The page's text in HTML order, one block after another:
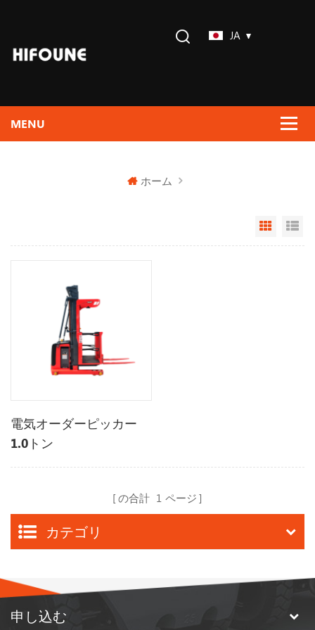
JA
ホーム
Grid
電気オーダーピッカー
1.0トン
の合計 1 ページ
カテゴリ
申し込む